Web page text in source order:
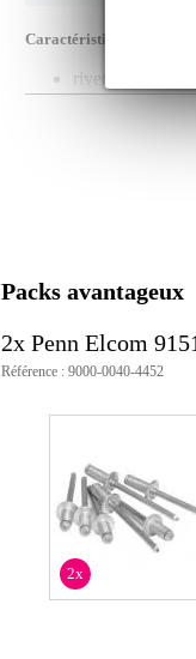
Caractéristiques
rivet cannelé
quantité : 100
Packs avantageux
2x Penn Elcom
Référence : 9000-0040-4452
2x